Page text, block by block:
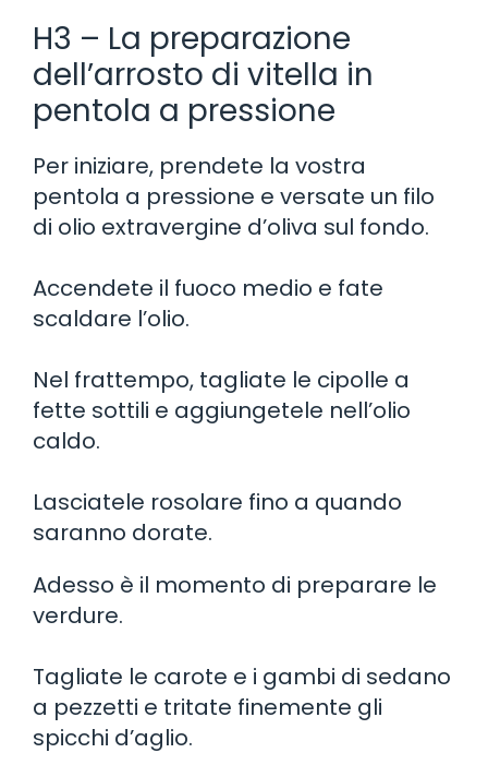
H3 – La preparazione
dell’arrosto di vitella in
pentola a pressione
Per iniziare, prendete la vostra
pentola a pressione e versate un filo
di olio extravergine d’oliva sul fondo.
Accendete il fuoco medio e fate
scaldare l’olio.
Nel frattempo, tagliate le cipolle a
fette sottili e aggiungetele nell’olio
caldo.
Lasciatele rosolare fino a quando
saranno dorate.
Adesso è il momento di preparare le
verdure.
Tagliate le carote e i gambi di sedano
a pezzetti e tritate finemente gli
spicchi d’aglio.